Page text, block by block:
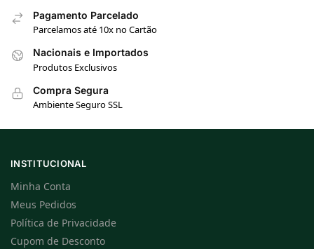
Pagamento Parcelado
Parcelamos até 10x no Cartão
Nacionais e Importados
Produtos Exclusivos
Compra Segura
Ambiente Seguro SSL
INSTITUCIONAL
Minha Conta
Meus Pedidos
Política de Privacidade
Cupom de Desconto